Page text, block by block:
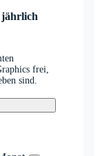
frei,
sind.